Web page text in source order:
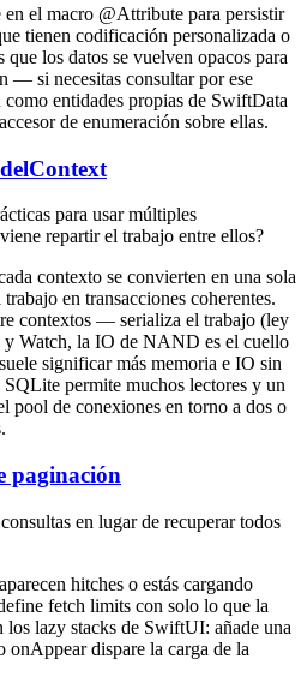
en el macro @Attribute para persistir
tienen codificación personalizada o
los datos se vuelven opacos para
— si necesitas consultar por ese
entidades propias de SwiftData
de enumeración sobre ellas.
para usar múltiples
repartir el trabajo entre ellos?
contexto se convierten en una sola
en transacciones coherentes.
contextos — serializa el trabajo (ley
Watch, la IO de NAND es el cuello
significar más memoria e IO sin
permite muchos lectores y un
pool de conexiones en torno a dos o
paginación
en lugar de recuperar todos
hitches o estás cargando
fetch limits con solo lo que la
lazy stacks de SwiftUI: añade una
onAppeardispare la carga de la